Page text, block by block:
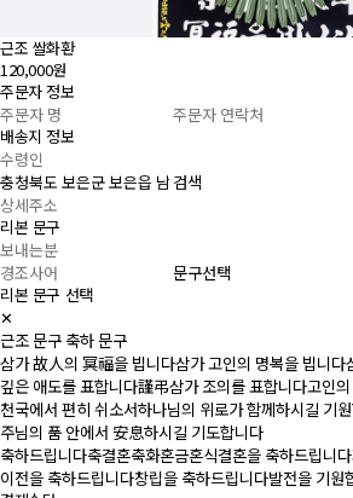
근조 쌀화환
120,000원
주문자 정보
배송지 정보
검색
리본 문구
문구선택
리본 문구 선택
✕
근조 문구 축하 문구
삼가 故人의 冥福을 빕니다삼가 고인의 명복을 빕니다
깊은 애도를 표합니다謹弔삼가 조의를 표합니다고인
천국에서 편히 쉬소서하나님의 위로가 함께하시길 기
주님의 품 안에서 安息하시길 기도합니다
축하드립니다축결혼축화혼금혼식결혼을 축하드립니다
이전을 축하드립니다창립을 축하드립니다발전을 기원